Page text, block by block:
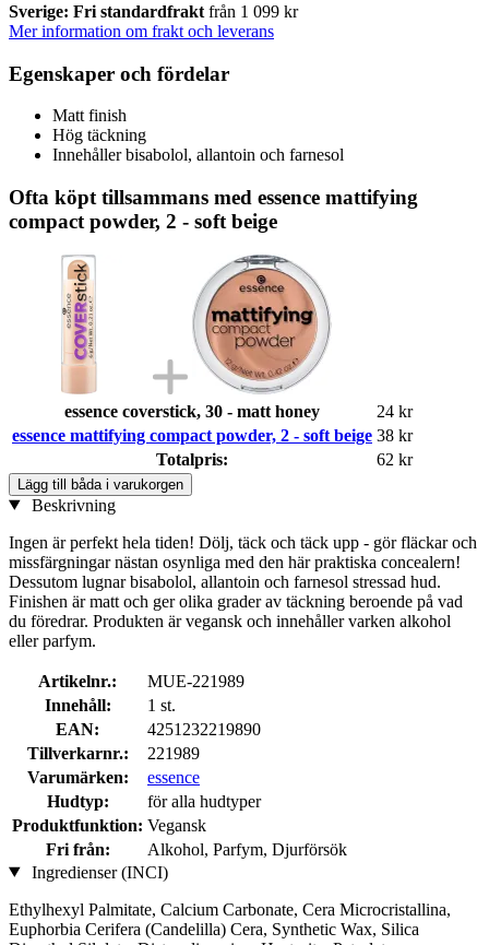
Sverige: Fri standardfrakt från 1 099 kr
Mer information om frakt och leverans
Egenskaper och fördelar
Matt finish
Hög täckning
Innehåller bisabolol, allantoin och farnesol
Ofta köpt tillsammans med essence mattifying
compact powder, 2 - soft beige
essence coverstick, 30 - matt honey
24 kr
essence mattifying compact powder, 2 - soft beige 38 kr
Totalpris:
62 kr
Lägg till båda i varukorgen
Beskrivning
Ingen är perfekt hela tiden! Dölj, täck och täck upp - gör fläckar och
missfärgningar nästan osynliga med den här praktiska concealern!
Dessutom lugnar bisabolol, allantoin och farnesol stressad hud.
Finishen är matt och ger olika grader av täckning beroende på vad
du föredrar. Produkten är vegansk och innehåller varken alkohol
eller parfym.
Artikelnr.:
MUE-221989
Innehåll:
1 st.
EAN:
4251232219890
Tillverkarnr.:
221989
Varumärken:
essence
Hudtyp:
för alla hudtyper
Produktfunktion: Vegansk
Fri från:
Alkohol, Parfym, Djurförsök
Ingredienser (INCI)
Ethylhexyl Palmitate, Calcium Carbonate, Cera Microcristallina,
Euphorbia Cerifera (Candelilla) Cera, Synthetic Wax, Silica